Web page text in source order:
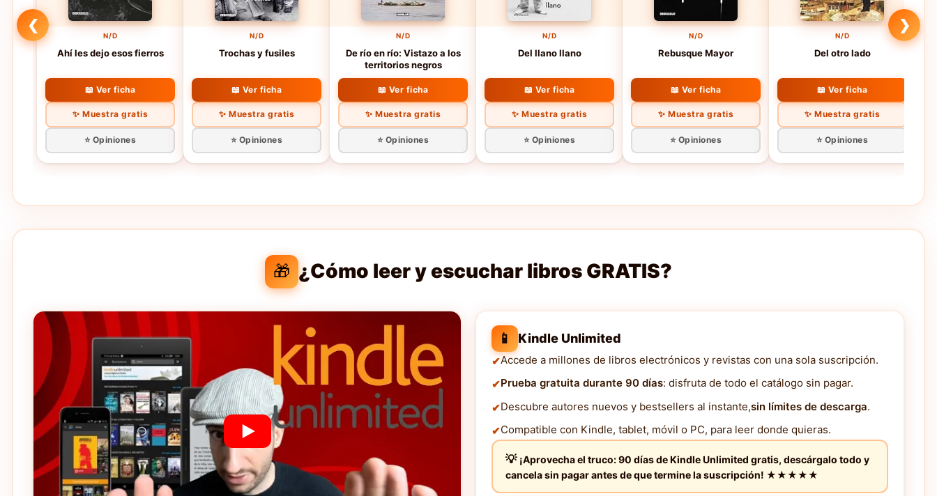
❮
N/D
Ahí les dejo esos fierros
📖 Ver ficha
✨ Muestra gratis
⭐ Opiniones
N/D
Trochas y fusiles
📖 Ver ficha
✨ Muestra gratis
⭐ Opiniones
N/D
De río en río: Vistazo a los
territorios negros
📖 Ver ficha
✨ Muestra gratis
⭐ Opiniones
N/D
Del llano llano
📖 Ver ficha
✨ Muestra gratis
⭐ Opiniones
N/D
Rebusque Mayor
📖 Ver ficha
✨ Muestra gratis
⭐ Opiniones
N/D
Del otro lado
📖 Ver ficha
✨ Muestra gratis
⭐ Opiniones
❯
🎁 ¿Cómo leer y escuchar libros GRATIS?
📱 Kindle Unlimited
Accede a millones de libros electrónicos y revistas con una sola suscripción.
Prueba gratuita durante 90 días: disfruta de todo el catálogo sin pagar.
Descubre autores nuevos y bestsellers al instante,sin límites de descarga.
Compatible con Kindle, tablet, móvil o PC, para leer donde quieras.
¡Aprovecha el truco: 90 días de Kindle Unlimited gratis, descárgalo todo y
cancela sin pagar antes de que termine la suscripción! ★★★★★